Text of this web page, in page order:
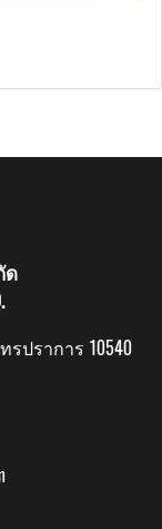
ด
ปราการ 10540